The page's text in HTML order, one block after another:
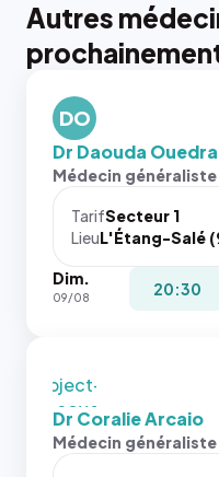
Autres
DO
Dr Daouda
Médecin généraliste
TarifSecteur 1
LieuL'Étang-Salé
Dim.
09/08 20:30
{# 40×40
: la taille
rendue par
`.profile-
picture`,
et un
rapport 1:1
juste à
toutes les
puisque la
`object-
fit: cover`.
Sans ces
Dr Coralie Arcaio
Médecin généraliste
{# 40×40
picture`,
et un
rapport 1:1